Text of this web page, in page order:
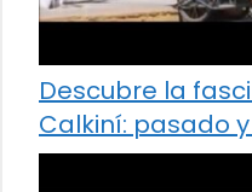
Descubre la
Calkiní: pasado